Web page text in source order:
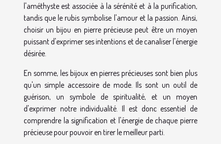
l'améthyste est associée à la sérénité et à la purification,
tandis que le rubis symbolise l'amour et la passion. Ainsi,
choisir un bijou en pierre précieuse peut être un moyen
puissant d'exprimer ses intentions et de canaliser l'énergie
désirée.
En somme, les bijoux en pierres précieuses sont bien plus
qu'un simple accessoire de mode. Ils sont un outil de
guérison, un symbole de spiritualité, et un moyen
d'exprimer notre individualité. Il est donc essentiel de
comprendre la signification et l'énergie de chaque pierre
précieuse pour pouvoir en tirer le meilleur parti.